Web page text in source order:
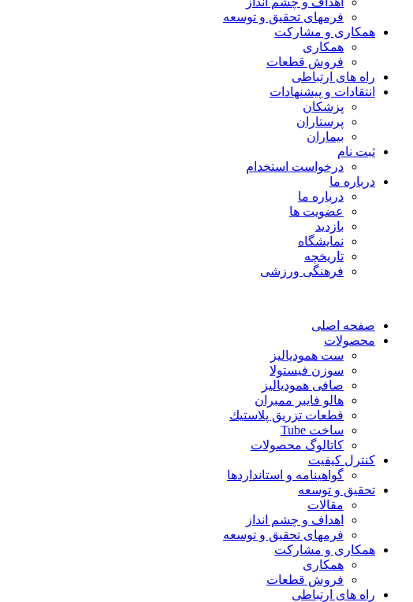
فرمهای تحقیق و توسعه
همکاری و مشارکت
همکاری
فروش قطعات
راه های ارتباطی
انتقادات و پيشنهادات
پزشكان
پرستاران
بيماران
ثبت نام
درخواست استخدام
درباره ما
درباره ما
عضویت ها
بازدید
نمایشگاه
تاريخچه
فرهنگی ورزشی
صفحه اصلی
محصولات
ست همودیالیز
سوزن فیستولا
صافی همودیالیز
هالو فایبر ممبران
قطعات تزريق پلاستيك
ساخت Tube
کاتالوگ محصولات
کنترل کیفیت
گواهينامه و استانداردها
تحقيق و توسعه
مقالات
اهداف و چشم انداز
فرمهای تحقیق و توسعه
همکاری و مشارکت
همکاری
فروش قطعات
راه های ارتباطی